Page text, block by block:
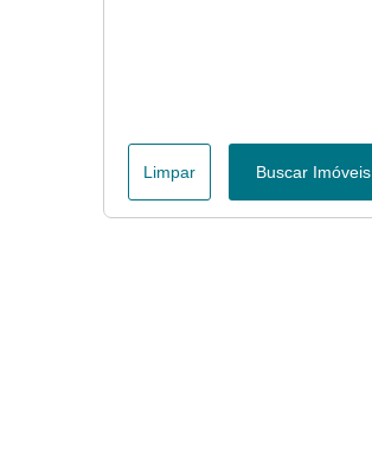
Limpar Buscar Imóveis